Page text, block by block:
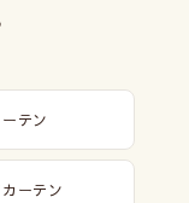
テン
ーテン